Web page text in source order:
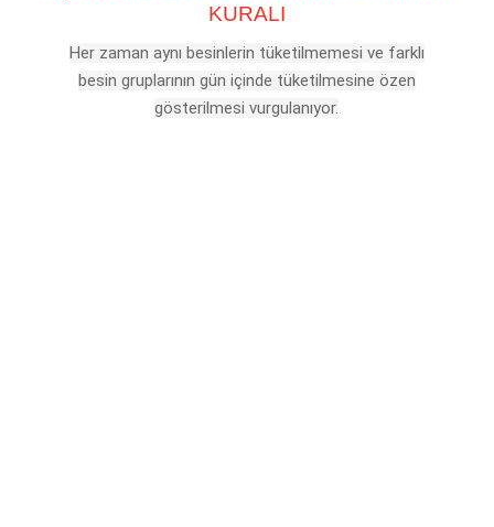
KURALI
Her zaman aynı besinlerin tüketilmemesi ve farklı
besin gruplarının gün içinde tüketilmesine özen
gösterilmesi vurgulanıyor.